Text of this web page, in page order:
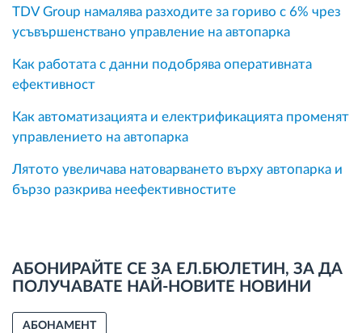
TDV Group намалява разходите за гориво с 6% чрез
усъвършенствано управление на автопарка
Как работата с данни подобрява оперативната
ефективност
Как автоматизацията и електрификацията променят
управлението на автопарка
Лятото увеличава натоварването върху автопарка и
бързо разкрива неефективностите
АБОНИРАЙТЕ СЕ ЗА ЕЛ.БЮЛЕТИН, ЗА ДА
ПОЛУЧАВАТЕ НАЙ-НОВИТЕ НОВИНИ
АБОНАМЕНТ